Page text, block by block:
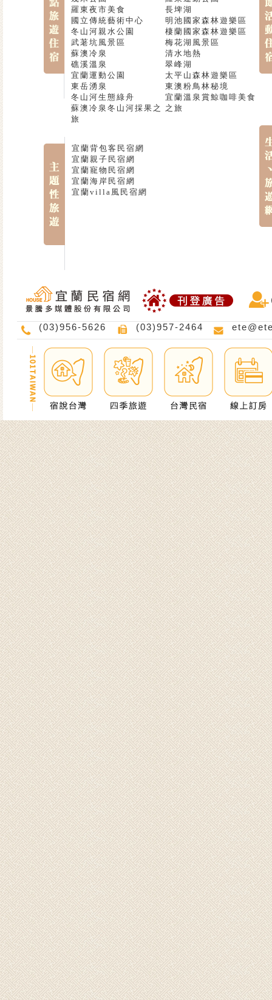
羅東夜市美食
國立傳統藝術中心
冬山河親水公園
武荖坑風景區
蘇澳冷泉
礁溪溫泉
宜蘭運動公園
東岳湧泉
冬山河生態綠舟
蘇澳冷泉冬山河採果之
旅
長埤湖
明池國家森林遊樂區
棲蘭國家森林遊樂區
梅花湖風景區
清水地熱
翠峰湖
太平山森林遊樂區
東澳粉鳥林秘境
宜蘭溫泉賞鯨咖啡美食
之旅
宜蘭背包客民宿網
宜蘭親子民宿網
宜蘭寵物民宿網
宜蘭海岸民宿網
宜蘭villa風民宿網
(03)956-5626 (03)957-2464